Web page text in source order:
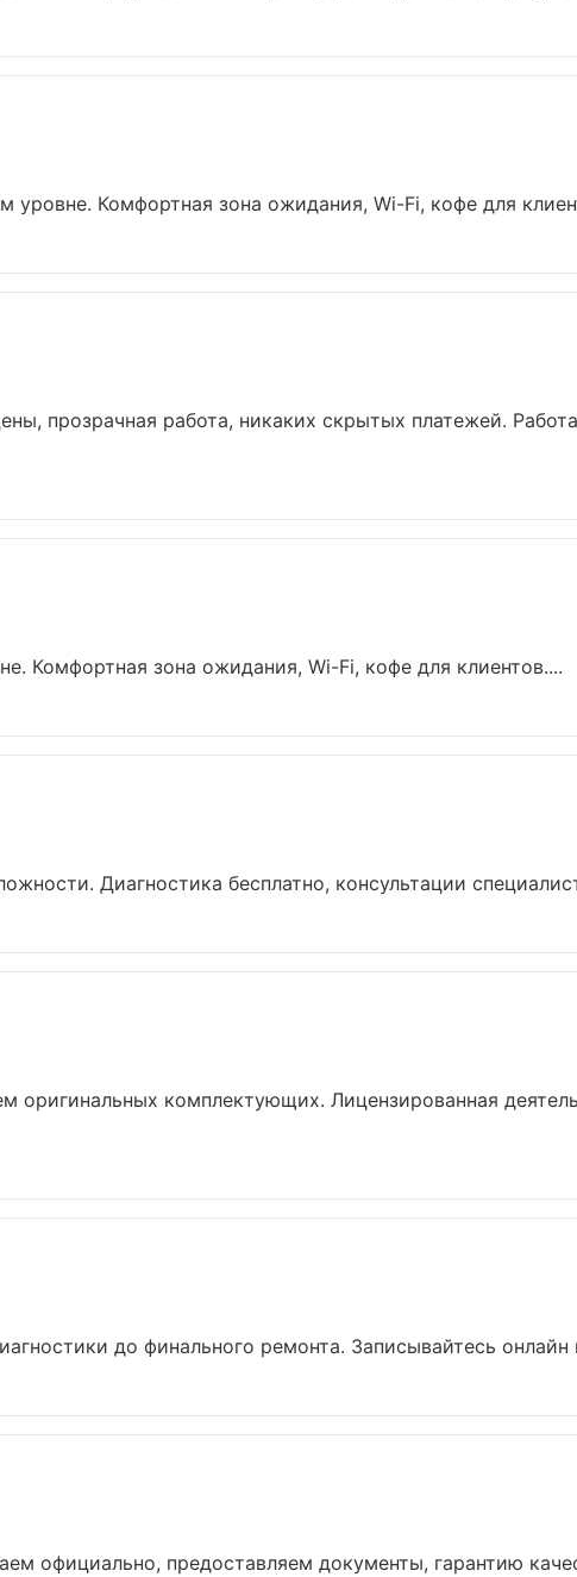
Комфортная зона ожидания, Wi-Fi, кофе для
прозрачная работа, никаких скрытых платежей.
Комфортная зона ожидания, Wi-Fi, кофе для клиентов....
Диагностика бесплатно, консультации
оригинальных комплектующих. Лицензированная
до финального ремонта. Записывайтесь онлайн
официально, предоставляем документы, гарантию